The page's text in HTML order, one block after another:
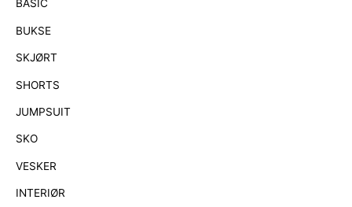
BASIC
BUKSE
SKJØRT
SHORTS
JUMPSUIT
SKO
VESKER
INTERIØR